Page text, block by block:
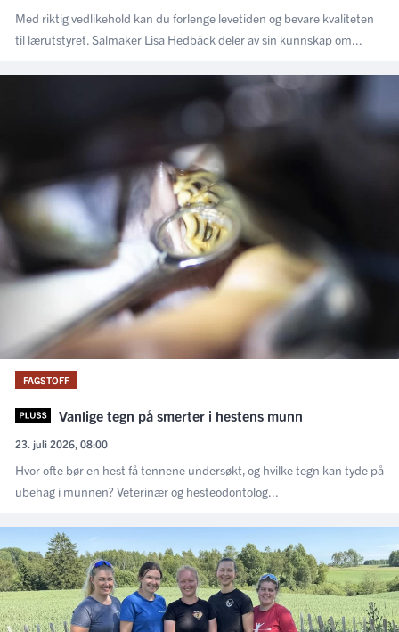
Med riktig vedlikehold kan du forlenge levetiden og bevare kvaliteten
til lærutstyret. Salmaker Lisa Hedbäck deler av sin kunnskap om...
FAGSTOFF
Vanlige tegn på smerter i hestens munn
23. juli 2026, 08:00
Hvor ofte bør en hest få tennene undersøkt, og hvilke tegn kan tyde på
ubehag i munnen? Veterinær og hesteodontolog...